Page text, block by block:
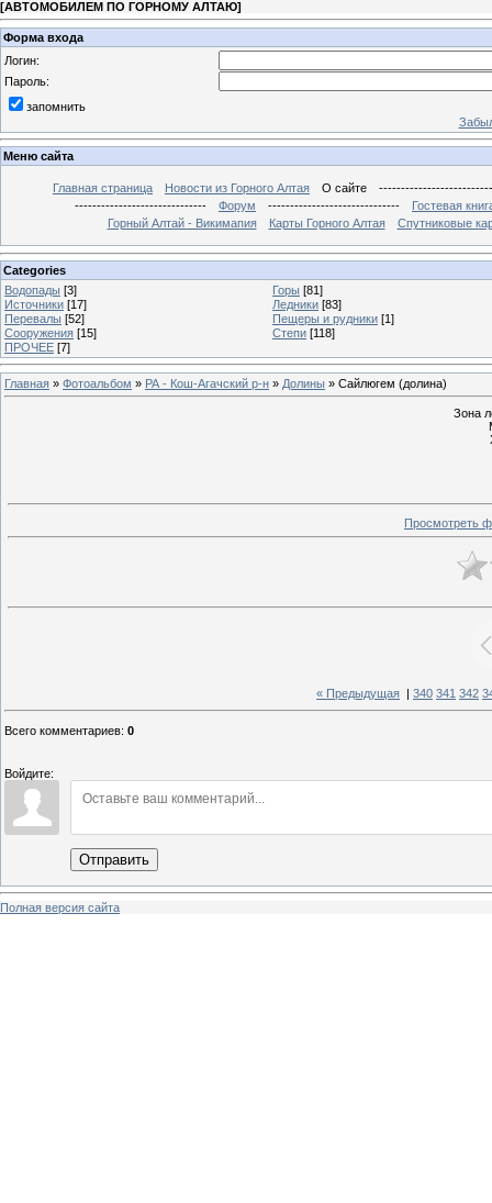
[АВТОМОБИЛЕМ ПО ГОРНОМУ АЛТАЮ]
Форма входа
Логин:
Пароль:
запомнить
Меню сайта
Главная страница Новости из Горного Алтая О сайте
------------------------------
Форум ------------------------------
Гостевая
Горный Алтай - Викимапия
Карты Горного Алтая Спутниковые
Categories
Водопады [3] Горы [81]
Источники [17] Ледники [83]
Перевалы [52] Пещеры и рудники [1]
Сооружения [15] Степи [118]
ПРОЧЕЕ [7]
Главная » Фотоальбом » РА - Кош-Агачский р-н » Долины » Сайлюгем (долина)
Зона
Просмотреть
« Предыдущая 340 341 342
Всего комментариев: 0
Войдите:
Отправить
Полная версия сайта